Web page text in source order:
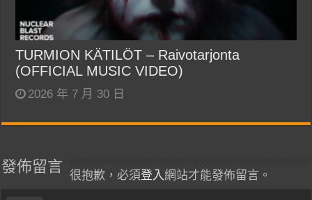
TURMION KÄTILÖT – Raivotarjonta
(OFFICIAL MUSIC VIDEO)
2026 年 7 月 30 日
發佈留言
很抱歉，必須登入網站才能發佈留言。